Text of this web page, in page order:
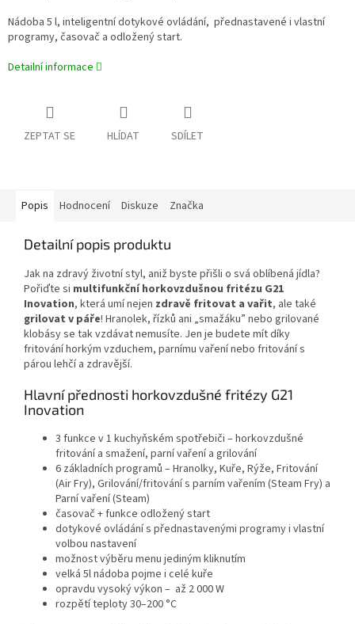
Nádoba 5 l, inteligentní dotykové ovládání, přednastavené i vlastní
programy, časovač a odložený start.
Detailní informace
ZEPTAT SE HLÍDAT SDÍLET
Popis Hodnocení Diskuze Značka
Detailní popis produktu
Jak na zdravý životní styl, aniž byste přišli o svá oblíbená jídla?
Pořiďte si multifunkční horkovzdušnou fritézu G21
Inovation, která umí nejen zdravě fritovat a vařit, ale také
grilovat v páře! Hranolek, řízků ani „smažáku” nebo grilované
klobásy se tak vzdávat nemusíte. Jen je budete mít díky
fritování horkým vzduchem, parnímu vaření nebo fritování s
párou lehčí a zdravější.
Hlavní přednosti horkovzdušné fritézy G21
Inovation
3 funkce v 1 kuchyňském spotřebiči – horkovzdušné
fritování a smažení, parní vaření a grilování
6 základních programů – Hranolky, Kuře, Rýže, Fritování
(Air Fry), Grilování/fritování s parním vařením (Steam Fry) a
Parní vaření (Steam)
časovač + funkce odložený start
dotykové ovládání s přednastavenými programy i vlastní
volbou nastavení
možnost výběru menu jediným kliknutím
velká 5l nádoba pojme i celé kuře
opravdu vysoký výkon – až 2 000 W
rozpětí teploty 30–200 °C